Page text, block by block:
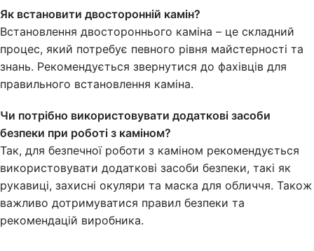
Як встановити двосторонній камін?
Встановлення двостороннього каміна – це складний
процес, який потребує певного рівня майстерності та
знань. Рекомендується звернутися до фахівців для
правильного встановлення каміна.
Чи потрібно використовувати додаткові засоби
безпеки при роботі з каміном?
Так, для безпечної роботи з каміном рекомендується
використовувати додаткові засоби безпеки, такі як
рукавиці, захисні окуляри та маска для обличчя. Також
важливо дотримуватися правил безпеки та
рекомендацій виробника.